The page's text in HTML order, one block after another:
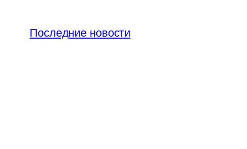
содержимому
Последние новости